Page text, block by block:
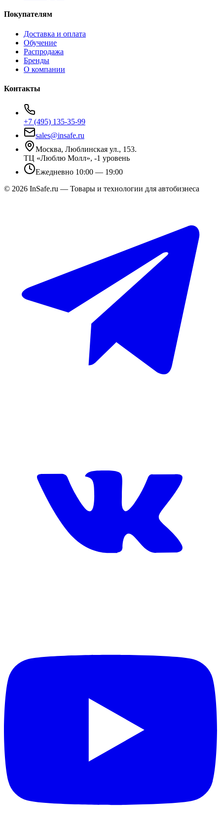
Покупателям
Доставка и оплата
Обучение
Распродажа
Бренды
О компании
Контакты
+7 (495) 135-35-99
sales@insafe.ru
Москва, Люблинская ул., 153.
ТЦ «Люблю Молл», -1 уровень
Ежедневно 10:00 — 19:00
© 2026 InSafe.ru — Товары и технологии для автобизнеса